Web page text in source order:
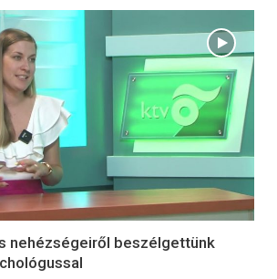
nehézségeiről beszélgettünk